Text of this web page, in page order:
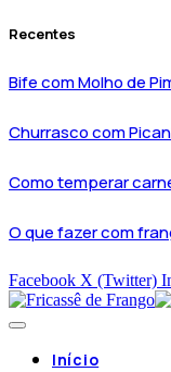
Recentes
Bife com Molho de
Churrasco com
Como temperar
O que fazer com
Facebook X (Twitter)
Início